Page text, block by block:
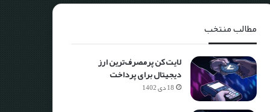
مطالب منتخب
لایت کن پرمصرف‌ترین ارز
دیجیتال برای پرداخت
18 دی 1402